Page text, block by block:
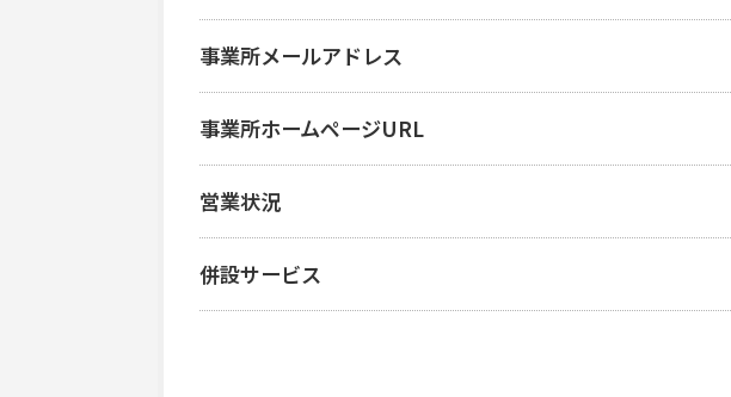
事業所メールアドレス
事業所ホームページURL
営業状況
併設サービス